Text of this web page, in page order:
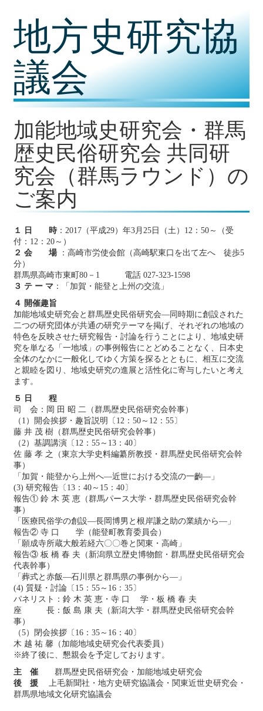
地方史研究協
議会
加能地域史研究会・群馬
歴史民俗研究会 共同研
究会（群馬ラウンド）の
ご案内
１ 日 時 ：2017（平成29）年3月25日（土）12：50～（受
付：12：20～）
２ 会 場：高崎市労使会館（高崎駅東口を出て左へ 徒歩5
分）
群馬県高崎市東町80－1 電話 027-323-1598
３ テ ー マ ：「加賀・能登と上州の交流」
４ 開催趣旨
加能地域史研究会と群馬歴史民俗研究会―同時期に創設された
二つの研究団体が共通の研究テーマを掲げ、それぞれの地域の
特色を反映させた研究報告・討論を行うことにより、地域史研
究を単なる「一地域」の事例報告にとどめることなく、日本史
全体のなかに一般化してゆく方策を探るとともに、相互に交流
と親睦を図り、地域史研究の進展と活性化に寄与したいと考え
ます。
５ 日 程
司 会：岡 田 昭 二（群馬歴史民俗研究会幹事）
（1）開会挨拶・趣旨説明〔12：50～12：55〕
藤 井 茂 樹（群馬歴史民俗研究会幹事）
（2）基調講演〔12：55～13：40〕
佐 藤 孝 之（東京大学史料編纂所教授・群馬歴史民俗研究会幹
事）
「加賀・能登から上州へ―近世における交流の一齣―」
(3) 研究報告〔13：40～15：40〕
報告① 鈴 木 英 恵（群馬パース大学・群馬歴史民俗研究会幹
事）
「医療民俗学の創設―長岡博男と根岸謙之助の業績から―」
報告② 寺 口 学（能登町教育委員会）
「願成寺所蔵大般若経六〇〇巻と関東・高崎」
報告③ 板 橋 春 夫（新潟県立歴史博物館・群馬歴史民俗研究会
代表幹事）
「葬式と赤飯―石川県と群馬県の事例から―」
(4) 質疑・討論〔15：55～16：35〕
パネリスト：鈴 木 英 恵・寺 口 学・板 橋 春 夫
座 長：飯 島 康 夫（新潟大学・群馬歴史民俗研究会幹
事）
（5）閉会挨拶〔16：35～16：40〕
木 越 祐 馨（加能地域史研究会代表委員）
※終了後に、懇親会を予定しております。
主 催 群馬歴史民俗研究会・加能地域史研究会
後 援 上毛新聞社・地方史研究協議会・関東近世史研究会・
群馬県地域文化研究協議会